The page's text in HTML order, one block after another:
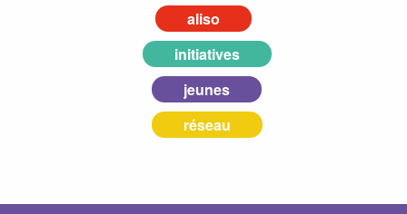
aliso
initiatives
jeunes
réseau